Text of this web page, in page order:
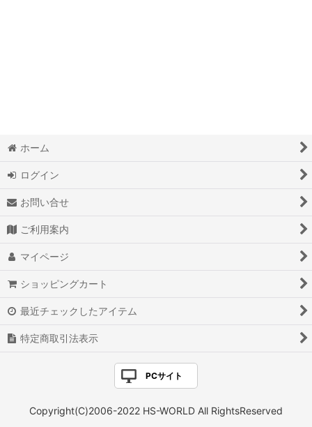
ホーム
ログイン
お問い合せ
ご利用案内
マイページ
ショッピングカート
最近チェックしたアイテム
特定商取引法表示
PCサイト
Copyright(C)2006-2022 HS-WORLD All RightsReserved